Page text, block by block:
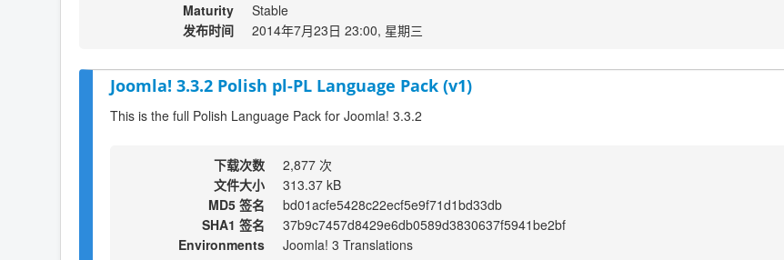
Maturity
Stable
发布时间
2014年7月23日 23:00, 星期三
Joomla! 3.3.2 Polish pl-PL Language Pack (v1)
This is the full Polish Language Pack for Joomla! 3.3.2
下载次数
2,877 次
文件大小
313.37 kB
MD5 签名
bd01acfe5428c22ecf5e9f71d1bd33db
SHA1 签名
37b9c7457d8429e6db0589d3830637f5941be2bf
Environments
Joomla! 3 Translations